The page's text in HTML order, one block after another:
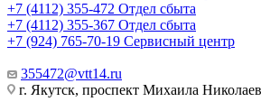
+7 (4112) 355-472 Отдел сбыта
+7 (4112) 355-367 Отдел сбыта
+7 (924) 765-70-19 Сервисный центр
355472@vtt14.ru
г. Якутск, проспект Михаила